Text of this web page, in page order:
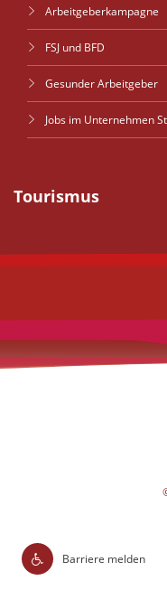
Arbeitgeberkampagne
FSJ und BFD
Gesunder Arbeitgeber
Jobs im Unternehmen
Tourismus
Barriere melden